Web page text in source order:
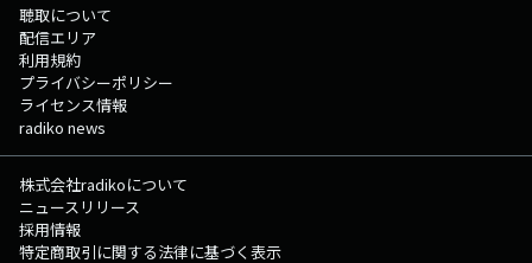
聴取について
配信エリア
利用規約
プライバシーポリシー
ライセンス情報
radiko news
株式会社radikoについて
ニュースリリース
採用情報
特定商取引に関する法律に基づく表示